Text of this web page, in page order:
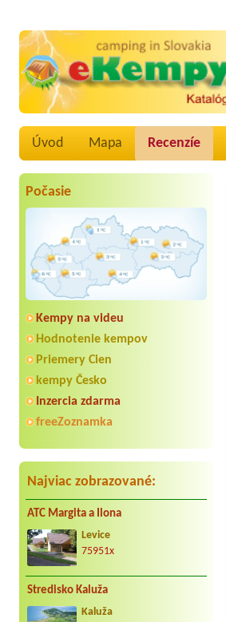
Úvod Mapa Recenzíe
Počasie
Kempy na videu
Hodnotenie kempov
Priemery Cien
kempy Česko
Inzercia zdarma
freeZoznamka
Najviac zobrazované:
ATC Margita a Ilona
Levice
75951x
Stredisko Kaluža
Kaluža